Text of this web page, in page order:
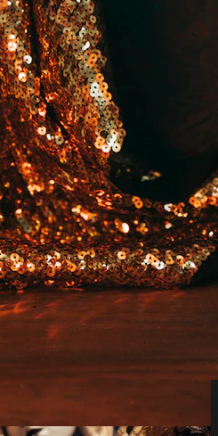
платформа для создания
работ. Более 1 миллиона
среди креаторов,
агентств и студий.